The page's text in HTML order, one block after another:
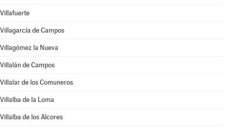
Villafuerte
Villagarcía de Campos
Villagómez la Nueva
Villalán de Campos
Villalar de los Comuneros
Villalba de la Loma
Villalba de los Alcores